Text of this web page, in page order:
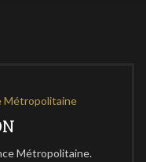
Métropolitaine
Métropolitaine.